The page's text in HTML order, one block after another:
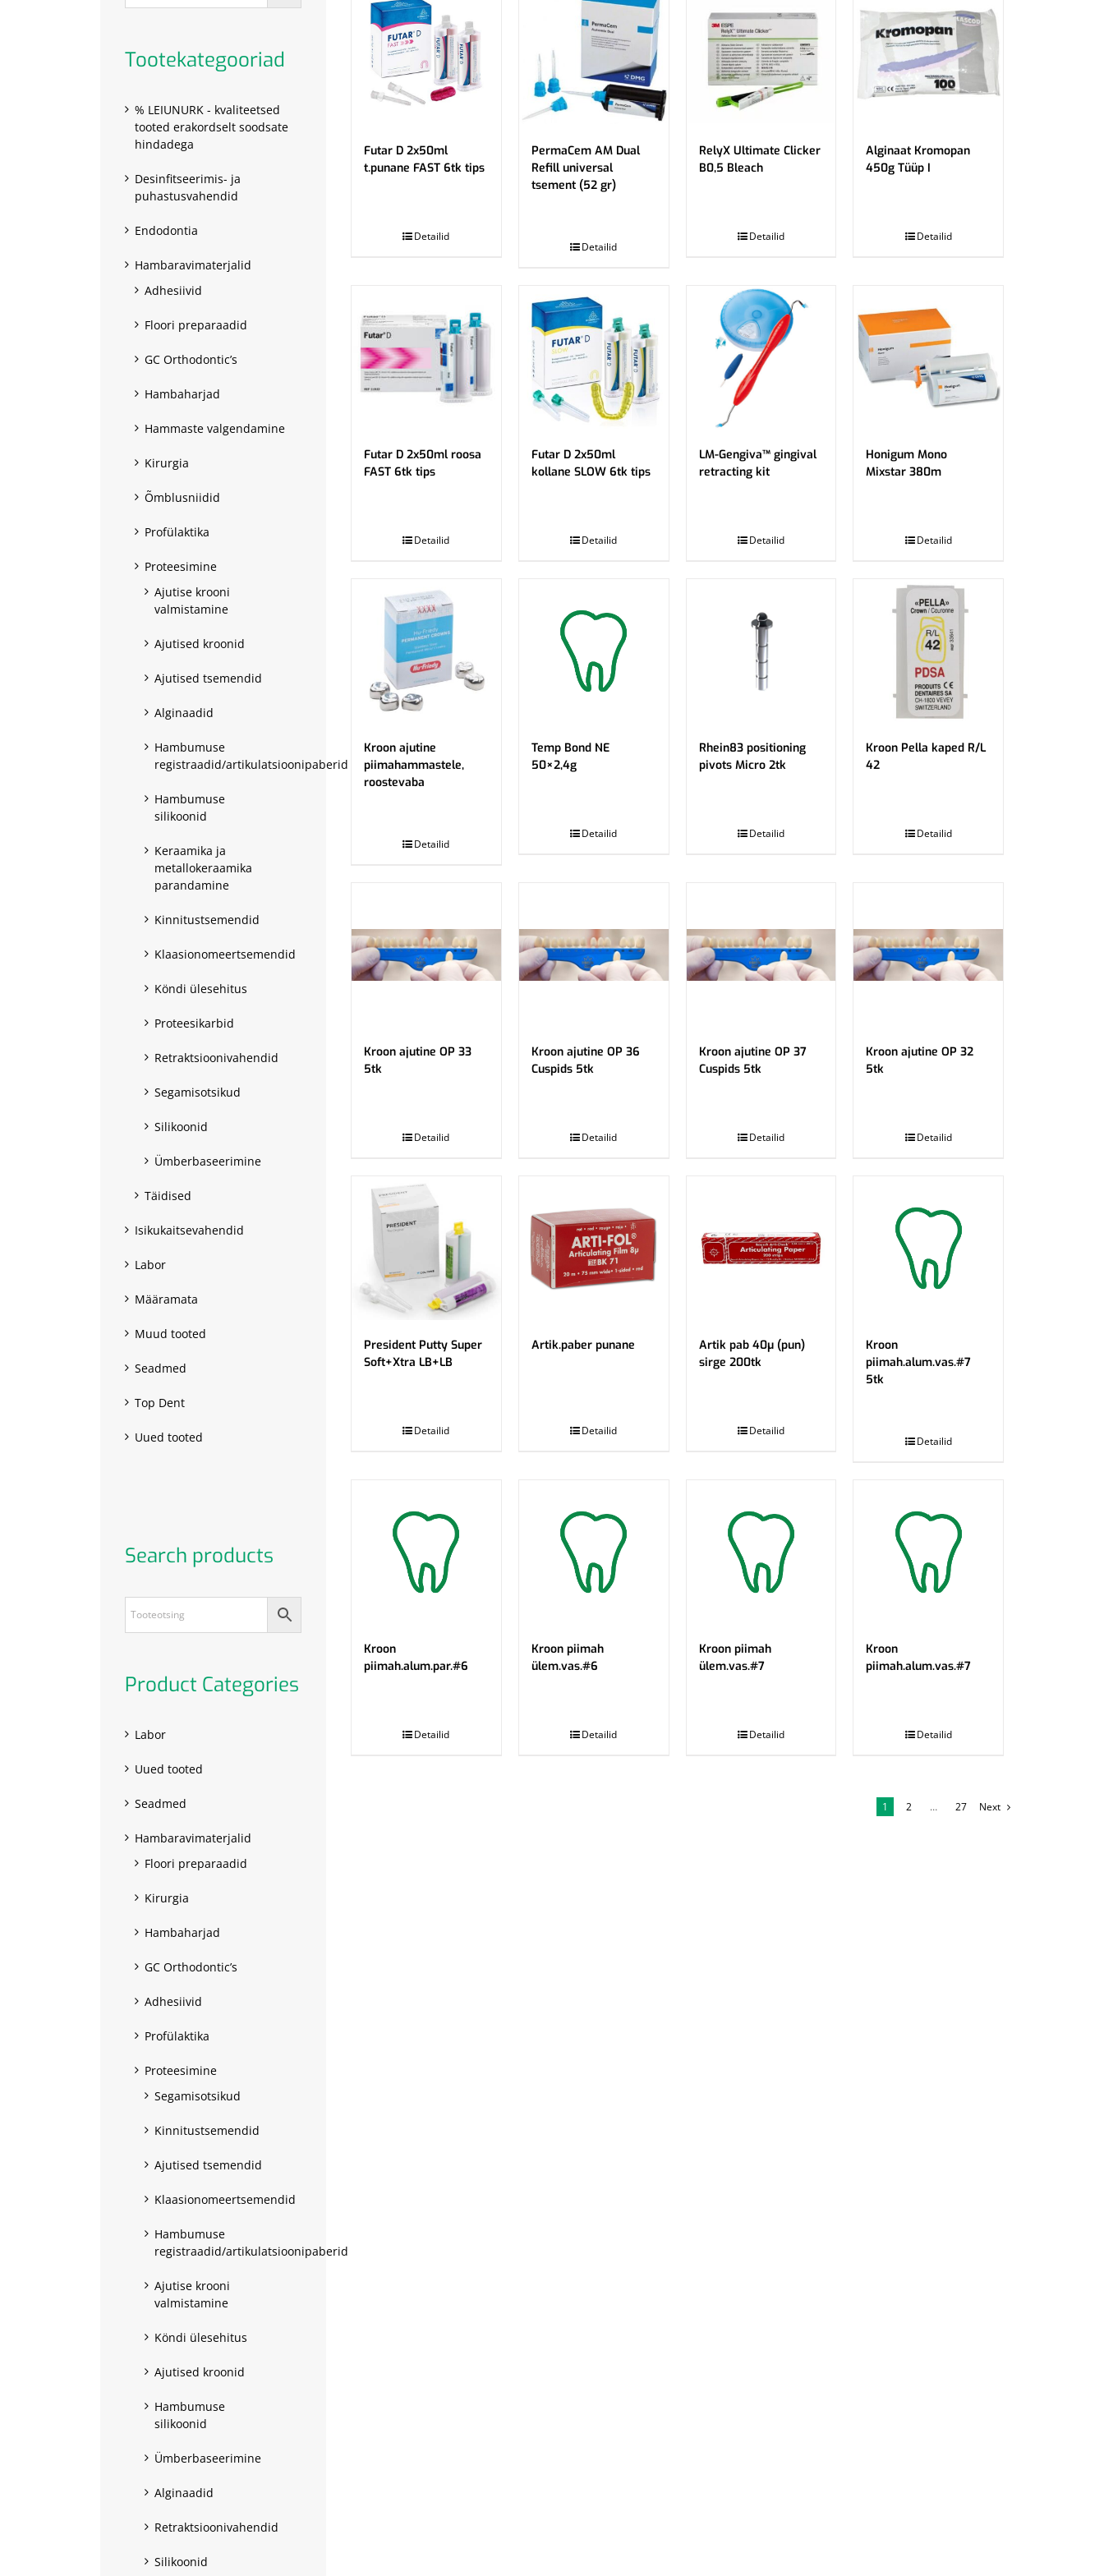
Tootekategooriad
% LEIUNURK - kvaliteetsed
tooted erakordselt soodsate
hindadega
Desinfitseerimis- ja
puhastusvahendid
Endodontia
Hambaravimaterjalid
Adhesiivid
Floori preparaadid
GC Orthodontic’s
Hambaharjad
Hammaste valgendamine
Kirurgia
Õmblusniidid
Profülaktika
Proteesimine
Ajutise krooni
valmistamine
Ajutised kroonid
Ajutised tsemendid
Alginaadid
Hambumuse
registraadid/artikulatsioonipaberid
Hambumuse
silikoonid
Keraamika ja
metallokeraamika
parandamine
Kinnitustsemendid
Klaasionomeertsemendid
Köndi ülesehitus
Proteesikarbid
Retraktsioonivahendid
Segamisotsikud
Silikoonid
Ümberbaseerimine
Täidised
Isikukaitsevahendid
Labor
Määramata
Muud tooted
Seadmed
Top Dent
Uued tooted
Search products
Product Categories
Labor
Uued tooted
Seadmed
Hambaravimaterjalid
Floori preparaadid
Kirurgia
Hambaharjad
GC Orthodontic’s
Adhesiivid
Profülaktika
Proteesimine
Segamisotsikud
Kinnitustsemendid
Ajutised tsemendid
Klaasionomeertsemendid
Hambumuse
registraadid/artikulatsioonipaberid
Ajutise krooni
valmistamine
Köndi ülesehitus
Ajutised kroonid
Hambumuse
silikoonid
Ümberbaseerimine
Alginaadid
Retraktsioonivahendid
Silikoonid
Futar D 2x50ml
t.punane FAST 6tk tips
Detailid
PermaCem AM Dual
Refill universal
tsement (52 gr)
Detailid
RelyX Ultimate Clicker
B0,5 Bleach
Detailid
Alginaat Kromopan
450g Tüüp I
Detailid
Futar D 2x50ml roosa
FAST 6tk tips
Detailid
Futar D 2x50ml
kollane SLOW 6tk tips
Detailid
LM-Gengiva™ gingival
retracting kit
Detailid
Honigum Mono
Mixstar 380m
Detailid
Kroon ajutine
piimahammastele,
roostevaba
Detailid
Temp Bond NE
50×2,4g
Detailid
Rhein83 positioning
pivots Micro 2tk
Detailid
Kroon Pella kaped R/L
42
Detailid
Kroon ajutine OP 33
5tk
Detailid
Kroon ajutine OP 36
Cuspids 5tk
Detailid
Kroon ajutine OP 37
Cuspids 5tk
Detailid
Kroon ajutine OP 32
5tk
Detailid
President Putty Super
Soft+Xtra LB+LB
Detailid
Artik.paber punane
Detailid
Artik pab 40µ (pun)
sirge 200tk
Detailid
Kroon
piimah.alum.vas.#7
5tk
Detailid
Kroon
piimah.alum.par.#6
Detailid
Kroon piimah
ülem.vas.#6
Detailid
Kroon piimah
ülem.vas.#7
Detailid
Kroon
piimah.alum.vas.#7
Detailid
1 2 … 27 Next